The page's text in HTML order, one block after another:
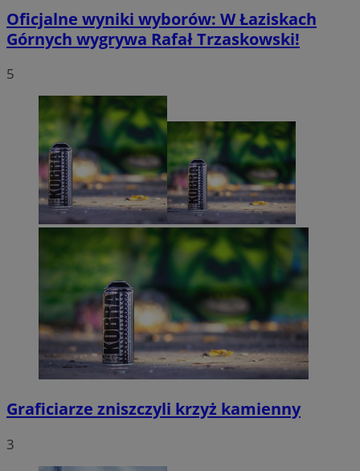
Oficjalne wyniki wyborów: W Łaziskach
Górnych wygrywa Rafał Trzaskowski!
5
Graficiarze zniszczyli krzyż kamienny
3